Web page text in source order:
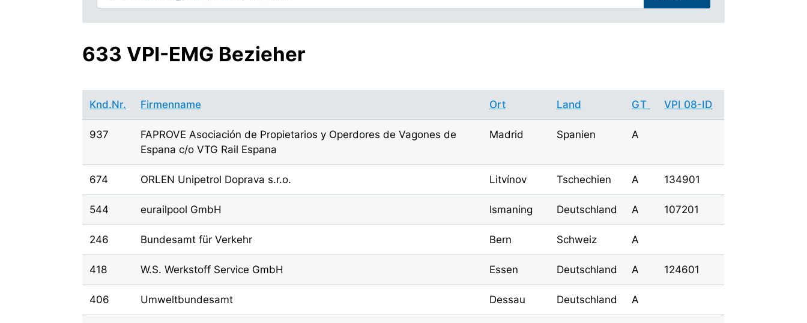
633 VPI-EMG Bezieher
Knd.Nr. Firmenname Ort Land GT VPI 08-ID
937
FAPROVE Asociación de Propietarios y Operdores de Vagones de
Espana c/o VTG Rail Espana
Madrid Spanien A
674 ORLEN Unipetrol Doprava s.r.o. Litvínov Tschechien A 134901
544 eurailpool GmbH Ismaning Deutschland A 107201
246 Bundesamt für Verkehr Bern Schweiz A
418 W.S. Werkstoff Service GmbH Essen Deutschland A 124601
406 Umweltbundesamt Dessau Deutschland A